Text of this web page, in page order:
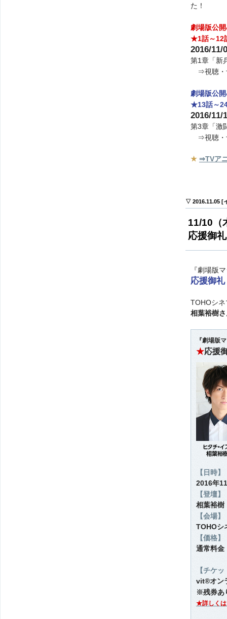
た！
劇場版公
★1話～12
2016/11/
第1章「新
⇒視聴・
劇場版公
★13話～
2016/11/
第3章「激
⇒視聴・
★ ⇒TVア
▽ 2016.11.05 [
11/10（
応援御
『劇場版
応援御
TOHOシ
相葉裕樹
『劇場版
★応援
【日時】
2016年
【登壇】
相葉裕樹
【会場】
TOHOシ
【価格】
通常料金
【チケ
vit®オン
※残券あ
★詳しくは